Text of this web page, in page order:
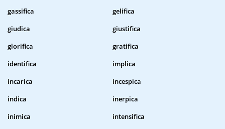
gassifica
gelifica
giudica
giustifica
glorifica
gratifica
identifica
implica
incarica
incespica
indica
inerpica
inimica
intensifica